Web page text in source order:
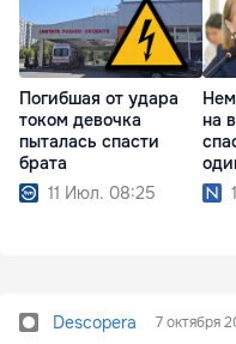
Погибшая от удара
током девочка
пыталась спасти
брата
11 Июл. 08:25
на
Descopera 7 октября